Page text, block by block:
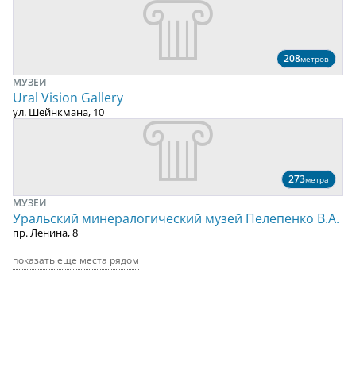
208метров
МУЗЕИ
Ural Vision Gallery
ул. Шейнкмана, 10
273метра
МУЗЕИ
Уральский минералогический музей Пелепенко В.А.
пр. Ленина, 8
показать еще места рядом